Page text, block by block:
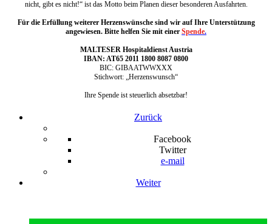
nicht, gibt es nicht!“ ist das Motto beim Planen dieser besonderen Ausfahrten.
Für die Erfüllung weiterer Herzenswünsche sind wir auf Ihre Unterstützung
angewiesen. Bitte helfen Sie mit einer Spende.
MALTESER Hospitaldienst Austria
IBAN: AT65 2011 1800 8087 0800
BIC: GIBAATWWXXX
Stichwort: „Herzenswunsch“
Ihre Spende ist steuerlich absetzbar!
Zurück
Facebook
Twitter
e-mail
Weiter